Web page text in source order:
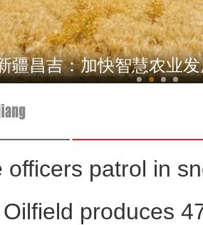
新疆玛纳斯湿地3万余只
疆昌吉：加快智慧农业
officers patrol in
produces